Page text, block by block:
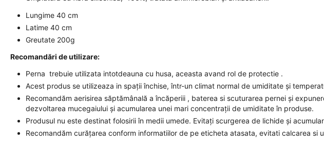
Lungime 40 cm
Latime 40 cm
Greutate 200g
Recomandări de utilizare:
Perna trebuie utilizata intotdeauna cu husa, aceasta avand rol de protectie .
Acest produs se utilizeaza in spații închise, într-un climat normal de umiditate și
Recomandăm aerisirea săptămânală a încăperiii , baterea si scuturarea pernei și
dezvoltarea mucegaiului și acumularea unei mari concentrații de umiditate în produse.
Produsul nu este destinat folosirii în medii umede. Evitați scurgerea de lichide și
Recomandăm curățarea conform informatiilor de pe eticheta atasata, evitati calcarea si